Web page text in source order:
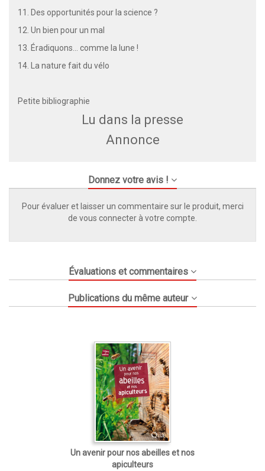
11. Des opportunités pour la science ?
12. Un bien pour un mal
13. Éradiquons... comme la lune !
14. La nature fait du vélo
Petite bibliographie
Lu dans la presse
Annonce
Donnez votre avis !
Pour évaluer et laisser un commentaire sur le produit, merci
de vous connecter à votre compte.
Évaluations et commentaires
Publications du même auteur
Un avenir pour nos abeilles et nos
apiculteurs